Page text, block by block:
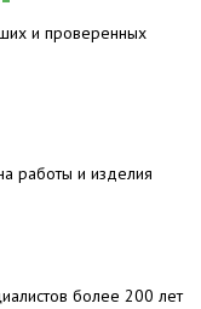
и проверенных
работы и изделия
более 200 лет